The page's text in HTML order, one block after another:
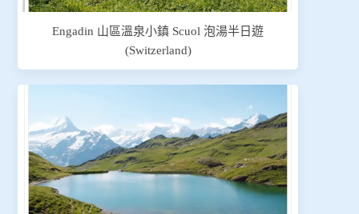
Engadin 山區溫泉小鎮 Scuol 泡湯半日遊
(Switzerland)